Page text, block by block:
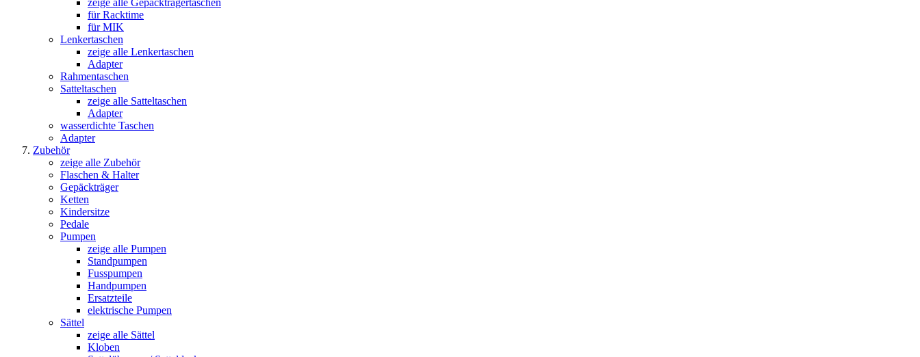
zeige alle Gepäckträgertaschen
für Racktime
für MIK
Lenkertaschen
zeige alle Lenkertaschen
Adapter
Rahmentaschen
Satteltaschen
zeige alle Satteltaschen
Adapter
wasserdichte Taschen
Adapter
Zubehör
zeige alle Zubehör
Flaschen & Halter
Gepäckträger
Ketten
Kindersitze
Pedale
Pumpen
zeige alle Pumpen
Standpumpen
Fusspumpen
Handpumpen
Ersatzteile
elektrische Pumpen
Sättel
zeige alle Sättel
Kloben